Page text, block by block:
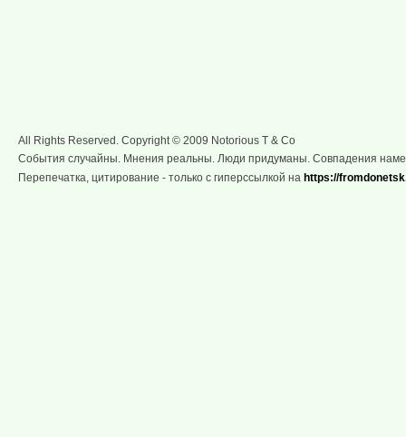
All Rights Reserved. Copyright © 2009 Notorious T & Co
События случайны. Мнения реальны. Люди придуманы. Совпадения
Перепечатка, цитирование - только с гиперссылкой на https://